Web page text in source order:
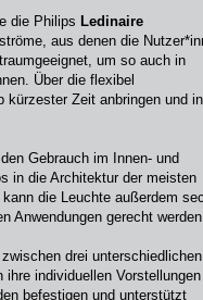
die Philips Ledinaire
aus denen die
um so auch in
Über die flexibel
kürzester Zeit anbringen und in
Gebrauch im Innen- und
in die Architektur der meisten
die Leuchte außerdem
Anwendungen gerecht
drei unterschiedlichen
individuellen Vorstellungen
befestigen und unterstützt